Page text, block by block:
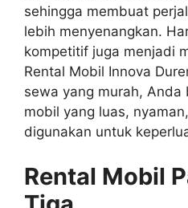
sehingga membuat
lebih menyenangkan.
kompetitif juga menjadi
Rental Mobil Innova
sewa yang murah, Anda
mobil yang luas,
digunakan untuk
Rental Mobil